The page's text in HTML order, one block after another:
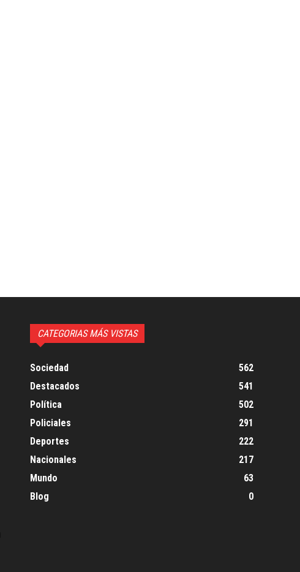
CATEGORIAS MÁS VISTAS
Sociedad
562
Destacados
541
Política
502
Policiales
291
Deportes
222
Nacionales
217
Mundo
63
Blog
0